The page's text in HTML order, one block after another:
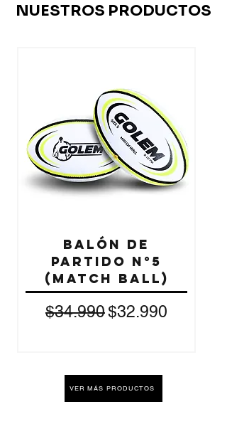
NUESTROS PRODUCTOS
Balón de
Partido N°5
(Match Ball)
Precio
$34.990Precio de oferta
$32.990
VER MÁS PRODUCTOS